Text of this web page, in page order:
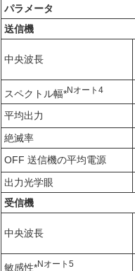
パラメータ
送信機
中央波長
スペクトル幅*Nオート 4
平均出力
絶滅率
OFF 送信機の平均電源
出力光学眼
受信機
中央波長
敏感性*Nオート 5